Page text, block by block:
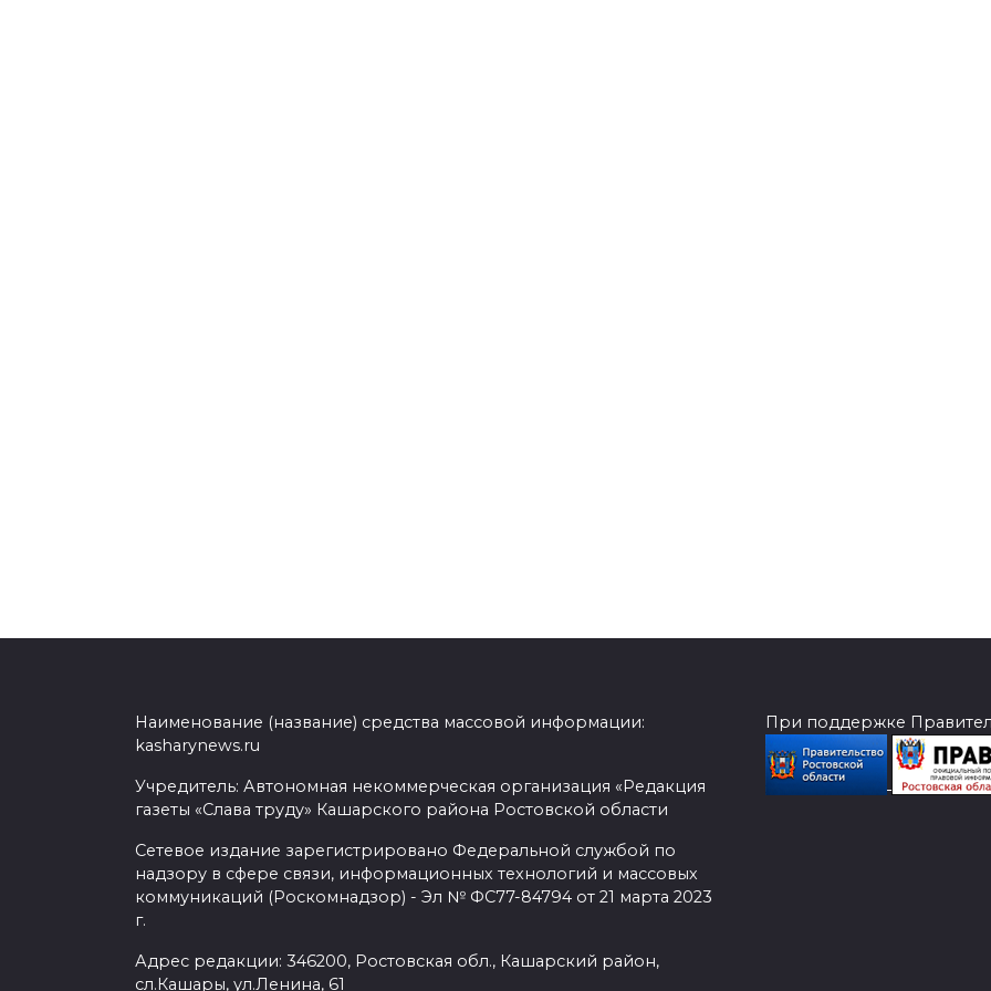
Наименование (название) средства массовой информации:
kasharynews.ru
Учредитель: Автономная некоммерческая организация «Редакция
газеты «Слава труду» Кашарского района Ростовской области
Сетевое издание зарегистрировано Федеральной службой по
надзору в сфере связи, информационных технологий и массовых
коммуникаций (Роскомнадзор) - Эл № ФС77-84794 от 21 марта 2023
г.
Адрес редакции: 346200, Ростовская обл., Кашарский район,
сл.Кашары, ул.Ленина, 61
При поддержке